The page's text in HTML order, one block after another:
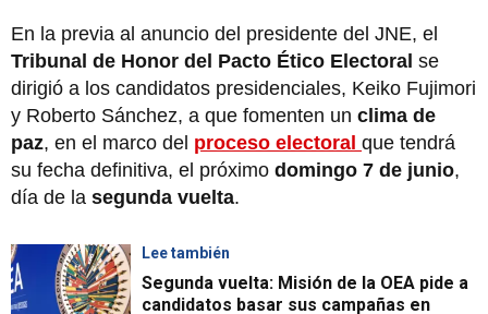
En la previa al anuncio del presidente del JNE, el
Tribunal de Honor del Pacto Ético Electoral se
dirigió a los candidatos presidenciales, Keiko Fujimori
y Roberto Sánchez, a que fomenten un clima de
paz, en el marco del proceso electoral que tendrá
su fecha definitiva, el próximo domingo 7 de junio,
día de la segunda vuelta.
Lee también
Segunda vuelta: Misión de la OEA pide a
candidatos basar sus campañas en